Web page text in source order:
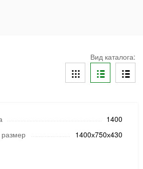
Вид каталога:
1400
1400х750х430